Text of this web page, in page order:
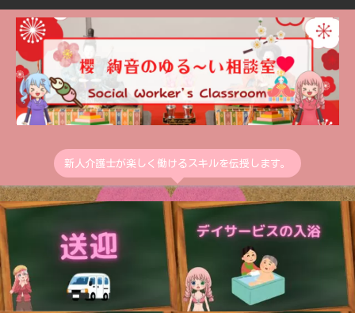
新人介護士が楽しく働けるスキルを伝授します。